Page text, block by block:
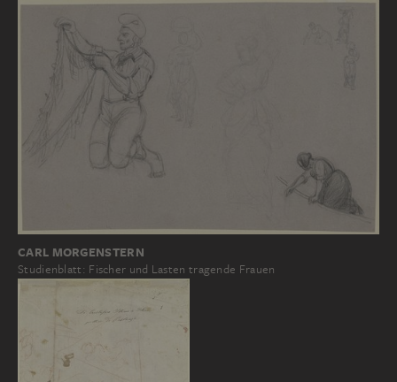
CARL MORGENSTERN
Studienblatt: Fischer und Lasten tragende Frauen